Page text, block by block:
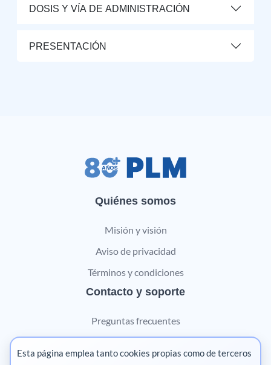
DOSIS Y VÍA DE ADMINISTRACIÓN
PRESENTACIÓN
Quiénes somos
Misión y visión
Aviso de privacidad
Términos y condiciones
Contacto y soporte
Preguntas frecuentes
Contáctanos
Marketing digital
Esta página emplea tanto cookies propias como de terceros